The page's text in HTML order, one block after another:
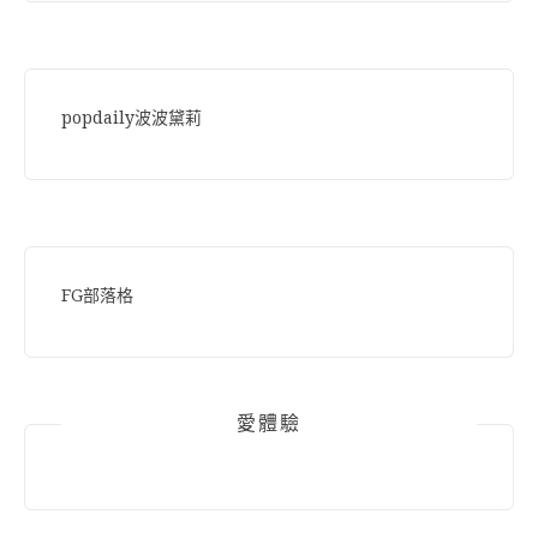
popdaily波波黛莉
FG部落格
愛體驗